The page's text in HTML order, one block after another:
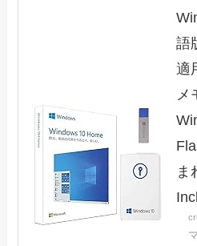
語
適
メ
ま